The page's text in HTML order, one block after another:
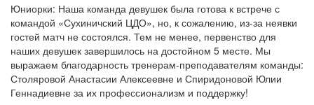
Юниорки: Наша команда девушек была готова к встрече с
командой «Сухиничский ЦДО», но, к сожалению, из-за неявки
гостей матч не состоялся. Тем не менее, первенство для
наших девушек завершилось на достойном 5 месте. Мы
выражаем благодарность тренерам-преподавателям команды:
Столяровой Анастасии Алексеевне и Спиридоновой Юлии
Геннадиевне за их профессионализм и поддержку!